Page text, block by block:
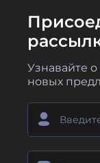
Узнавайте
новых